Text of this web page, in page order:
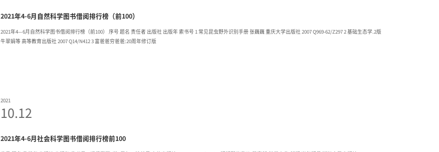
2021年4-6月自然科学图书借阅排行榜（前100）
2021年4—6月自然科学图书借阅排行榜（前100） 序号 题名 责任者 出版社 出版年 索书号 1 常见昆虫野外识别手册 张巍巍 重庆大学出版社 2007 Q969-62/Z297 2 基础生态学.2版
牛翠娟等 高等教育出版社 2007 Q14/N412 3 富爸爸穷爸爸:20周年修订版
2021
10.12
2021年4-6月社会科学图书借阅排行榜前100